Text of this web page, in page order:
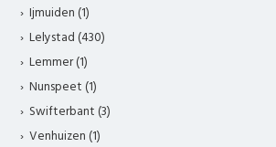
Ijmuiden (1)
Lelystad (430)
Lemmer (1)
Nunspeet (1)
Swifterbant (3)
Venhuizen (1)